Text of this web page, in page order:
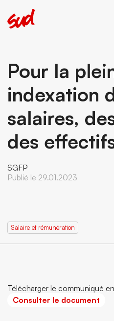
Pour la
indexation
salaires,
des
SGFP
Publié le 29.01.2023
Salaire et rémunération
Télécharger le communiqué
Consulter le document